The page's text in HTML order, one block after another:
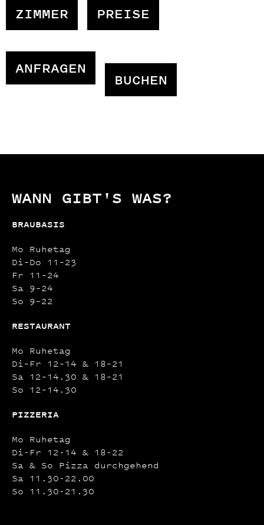
ZIMMER PREISE
ANFRAGEN
BUCHEN
WANN GIBT'S WAS?
BRAUBASIS
Mo Ruhetag
Di–Do 11–23
Fr 11–24
Sa 9–24
So 9–22
RESTAURANT
Mo Ruhetag
Di–Fr 12–14 & 18–21
Sa 12–14.30 & 18–21
So 12–14.30
PIZZERIA
Mo Ruhetag
Di-Fr 12-14 & 18-22
Sa & So Pizza durchgehend
Sa 11.30-22.00
So 11.30-21.30